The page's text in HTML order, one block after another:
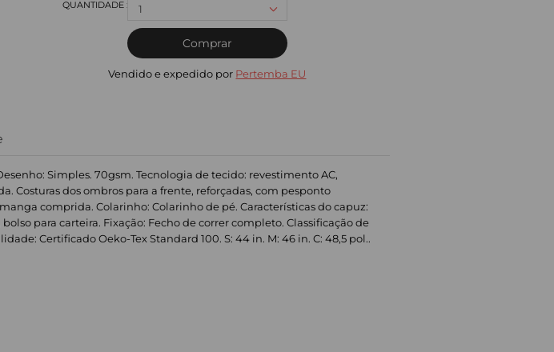
1
Comprar
Vendido e expedido por Pertemba EU
Simples. 70gsm. Tecnologia de tecido: revestimento AC,
Costuras dos ombros para a frente, reforçadas, com pesponto
comprida. Colarinho: Colarinho de pé. Características do capuz:
para carteira. Fixação: Fecho de correr completo. Classificação de
Certificado Oeko-Tex Standard 100. S: 44 in. M: 46 in. C: 48,5 pol..